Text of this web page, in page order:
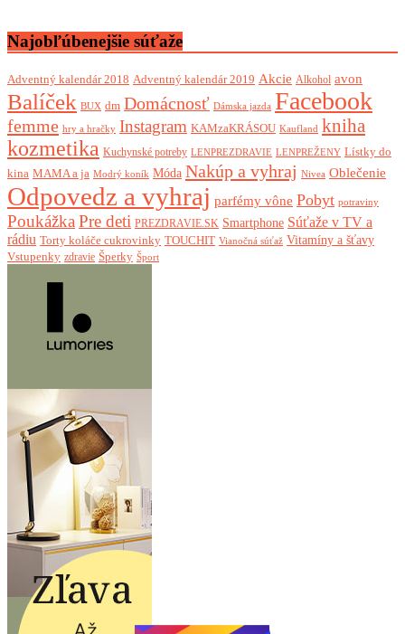
Najobľúbenejšie súťaže
Adventný kalendár 2018 Adventný kalendár 2019 Akcie Alkohol avon
Balíček BUX dm Domácnosť Dámska jazda Facebook
femme hry a hračky Instagram KAMzaKRÁSOU Kaufland kniha
kozmetika Kuchynské potreby LENPREZDRAVIE LENPREŽENY Lístky do
kina MAMA a ja Modrý koník Móda Nakúp a vyhraj Nivea Oblečenie
Odpovedz a vyhraj parfémy vône Pobyt potraviny
Poukážka Pre deti PREZDRAVIE.SK Smartphone Súťaže v TV a
rádiu Torty koláče cukrovinky TOUCHIT Vianočná súťaž Vitamíny a šťavy
Vstupenky zdravie Šperky Šport